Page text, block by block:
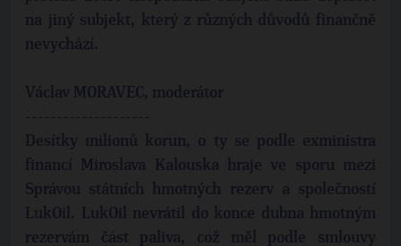
na jiný subjekt, který z různých důvodů finančně
nevychází.
Václav MORAVEC, moderátor
--------------------
Desítky milionů korun, o ty se podle exministra
financí Miroslava Kalouska hraje ve sporu mezi
Správou státních hmotných rezerv a společností
LukOil. LukOil nevrátil do konce dubna hmotným
rezervám část paliva, což měl podle smlouvy